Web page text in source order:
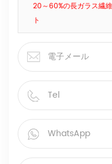
20～60%の長ガラス繊
ト